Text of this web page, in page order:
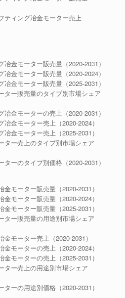
ティング冶金モーター売上
金モーター販売量（2020-2031）
金モーター販売量（2020-2024）
金モーター販売量（2025-2031）
ター販売量のタイプ別市場シェア
金モーターの売上（2020-2031）
金モーター売上（2020-2024）
金モーター売上（2025-2031）
ター売上のタイプ別市場シェア
ーのタイプ別価格（2020-2031）
モーター販売量（2020-2031）
モーター販売量（2020-2024）
モーター販売量（2025-2031）
ター販売量の用途別市場シェア
モーター売上（2020-2031）
モーターの売上（2020-2024）
モーターの売上（2025-2031）
ター売上の用途別市場シェア
ーの用途別価格（2020-2031）